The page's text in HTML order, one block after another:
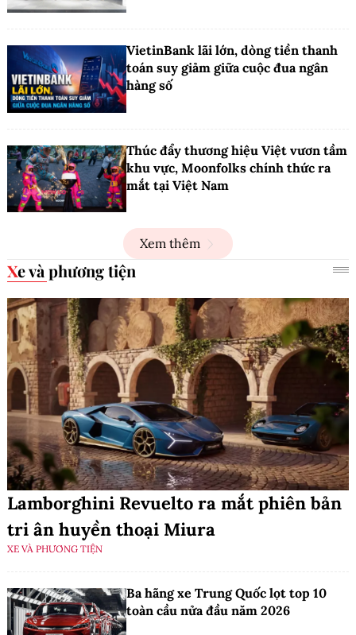
VietinBank lãi lớn, dòng tiền thanh
toán suy giảm giữa cuộc đua ngân
hàng số
Thúc đẩy thương hiệu Việt vươn tầm
khu vực, Moonfolks chính thức ra
mắt tại Việt Nam
Xem thêm
Xe và phương tiện
Lamborghini Revuelto ra mắt phiên bản
tri ân huyền thoại Miura
XE VÀ PHƯƠNG TIỆN
Ba hãng xe Trung Quốc lọt top 10
toàn cầu nửa đầu năm 2026